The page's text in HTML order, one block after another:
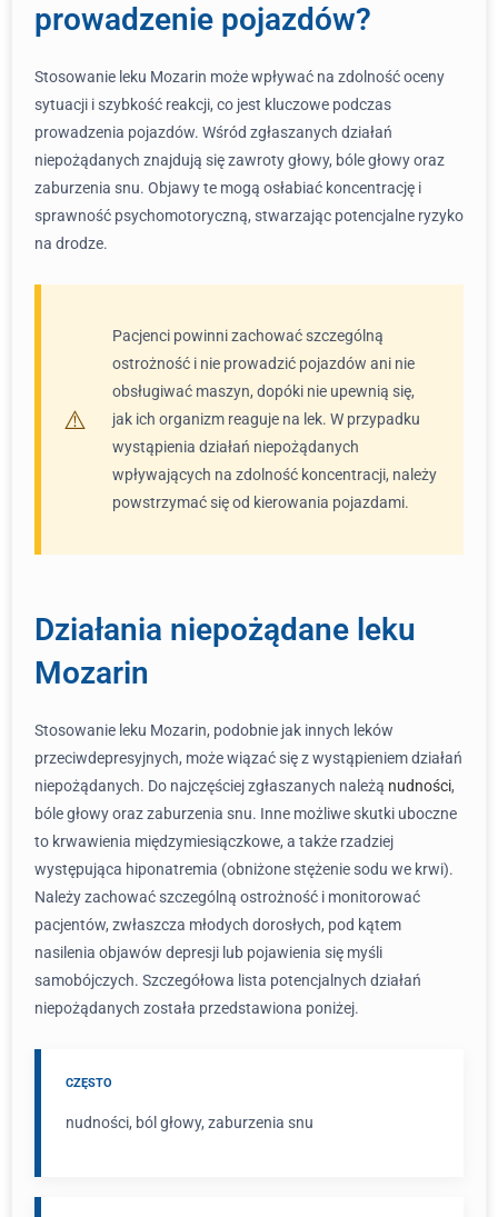
prowadzenie pojazdów?
Stosowanie leku Mozarin może wpływać na zdolność oceny
sytuacji i szybkość reakcji, co jest kluczowe podczas
prowadzenia pojazdów. Wśród zgłaszanych działań
niepożądanych znajdują się zawroty głowy, bóle głowy oraz
zaburzenia snu. Objawy te mogą osłabiać koncentrację i
sprawność psychomotoryczną, stwarzając potencjalne ryzyko
na drodze.
Pacjenci powinni zachować szczególną
ostrożność i nie prowadzić pojazdów ani nie
obsługiwać maszyn, dopóki nie upewnią się,
jak ich organizm reaguje na lek. W przypadku
wystąpienia działań niepożądanych
wpływających na zdolność koncentracji, należy
powstrzymać się od kierowania pojazdami.
Działania niepożądane leku
Mozarin
Stosowanie leku Mozarin, podobnie jak innych leków
przeciwdepresyjnych, może wiązać się z wystąpieniem działań
niepożądanych. Do najczęściej zgłaszanych należą nudności,
bóle głowy oraz zaburzenia snu. Inne możliwe skutki uboczne
to krwawienia międzymiesiączkowe, a także rzadziej
występująca hiponatremia (obniżone stężenie sodu we krwi).
Należy zachować szczególną ostrożność i monitorować
pacjentów, zwłaszcza młodych dorosłych, pod kątem
nasilenia objawów depresji lub pojawienia się myśli
samobójczych. Szczegółowa lista potencjalnych działań
niepożądanych została przedstawiona poniżej.
CZĘSTO
nudności, ból głowy, zaburzenia snu